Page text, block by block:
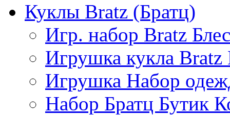
Куклы Bratz (Братц)
Игр. набор Bratz
Игрушка кукла
Игрушка Набор
Набор Братц Бутик